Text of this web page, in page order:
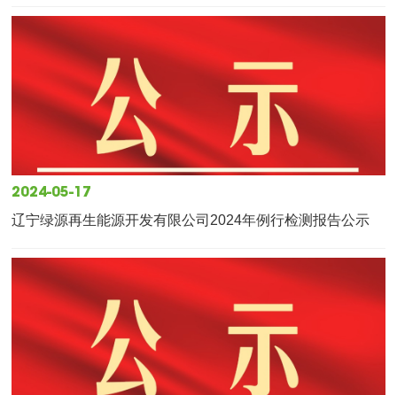
2024-05-17
辽宁绿源再生能源开发有限公司2024年例行检测报告公示